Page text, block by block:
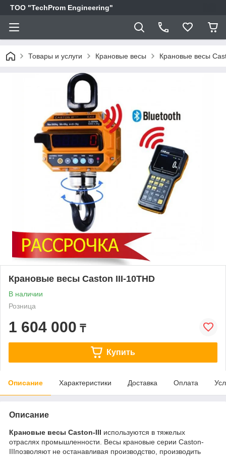
ТОО "TechProm Engineering"
Товары и услуги Крановые весы Крановые весы
Крановые весы Caston III-10THD
В наличии
Розница
1 604 000 ₸
Купить
Описание Характеристики Доставка Оплата
Описание
Крановые весы Caston-III используются в тяжелых
отраслях промышленности. Весы крановые серии Caston-
IIIпозволяют не останавливая производство, производить